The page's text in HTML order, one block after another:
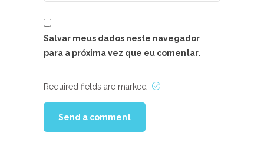
Salvar meus dados neste navegador
para a próxima vez que eu comentar.
Required fields are marked